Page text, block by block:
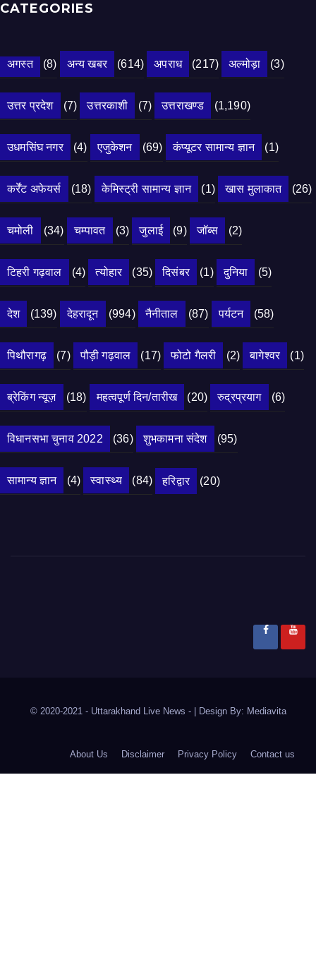
CATEGORIES
अगस्त (8) अन्य खबर (614) अपराध (217) अल्मोड़ा (3)
उत्तर प्रदेश (7) उत्तरकाशी (7) उत्तराखण्ड (1,190)
उधमसिंघ नगर (4) एजुकेशन (69) कंप्यूटर सामान्य ज्ञान (1)
कर्रेंट अफेयर्स (18) केमिस्ट्री सामान्य ज्ञान (1) खास मुलाकात (26)
चमोली (34) चम्पावत (3) जुलाई (9) जॉब्स (2)
टिहरी गढ़वाल (4) त्योहार (35) दिसंबर (1) दुनिया (5)
देश (139) देहरादून (994) नैनीताल (87) पर्यटन (58)
पिथौरागढ़ (7) पौड़ी गढ़वाल (17) फोटो गैलरी (2) बागेश्वर (1)
ब्रेकिंग न्यूज़ (18) महत्वपूर्ण दिन/तारीख (20) रुद्रप्रयाग (6)
विधानसभा चुनाव 2022 (36) शुभकामना संदेश (95)
सामान्य ज्ञान (4) स्वास्थ्य (84) हरिद्वार (20)
© 2020-2021 - Uttarakhand Live News - Design By: Mediavita
About Us Disclaimer Privacy Policy Contact us